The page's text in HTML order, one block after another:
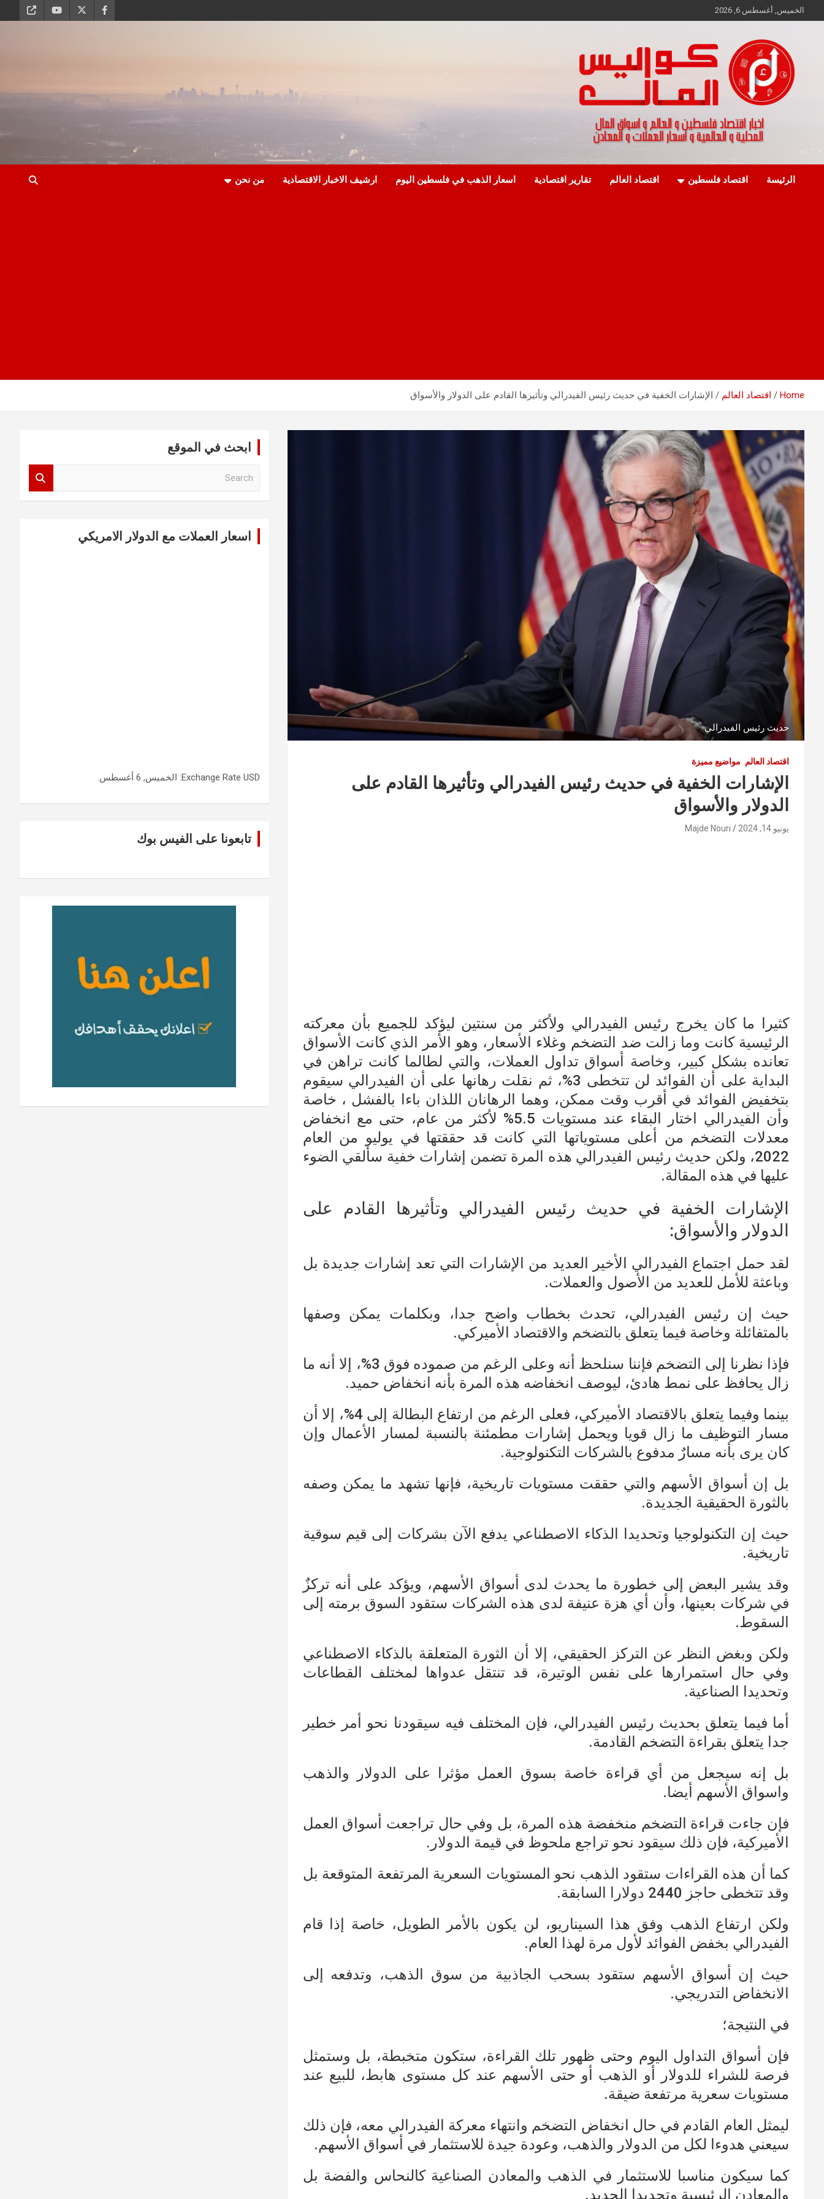
to
الخميس, أغسطس 6, 2026
كواليس المال
الرئيسة اقتصاد فلسطين اقتصاد العالم تقارير اقتصادية اسعار الذهب في فلسطين اليوم ارشيف الاخبار الاقتصادية من نحن
Home اقتصاد العالم الإشارات الخفية في حديث رئيس الفيدرالي وتأثيرها القادم على الدولار والأسواق
حديث رئيس الفيدرالي
اقتصاد العالم مواضيع مميزة
الإشارات الخفية في حديث رئيس الفيدرالي وتأثيرها القادم على
الدولار والأسواق
يونيو 14, 2024 Majde Nouri
كثيرا ما كان يخرج رئيس الفيدرالي ولأكثر من سنتين ليؤكد للجميع بأن معركته
الرئيسية كانت وما زالت ضد التضخم وغلاء الأسعار، وهو الأمر الذي كانت الأسواق
تعانده بشكل كبير، وخاصة أسواق تداول العملات، والتي لطالما كانت تراهن في
البداية على أن الفوائد لن تتخطى 3%، ثم نقلت رهانها على أن الفيدرالي سيقوم
بتخفيض الفوائد في أقرب وقت ممكن، وهما الرهانان اللذان باءا بالفشل ، خاصة
وأن الفيدرالي اختار البقاء عند مستويات 5.5% لأكثر من عام، حتى مع انخفاض
معدلات التضخم من أعلى مستوياتها التي كانت قد حققتها في يوليو من العام
2022، ولكن حديث رئيس الفيدرالي هذه المرة تضمن إشارات خفية سألقي الضوء
عليها في هذه المقالة.
الإشارات الخفية في حديث رئيس الفيدرالي وتأثيرها القادم على
الدولار والأسواق:
لقد حمل اجتماع الفيدرالي الأخير العديد من الإشارات التي تعد إشارات جديدة بل
وباعثة للأمل للعديد من الأصول والعملات.
حيث إن رئيس الفيدرالي، تحدث بخطاب واضح جدا، وبكلمات يمكن وصفها
بالمتفائلة وخاصة فيما يتعلق بالتضخم والاقتصاد الأميركي.
فإذا نظرنا إلى التضخم فإننا سنلحظ أنه وعلى الرغم من صموده فوق 3%، إلا أنه ما
زال يحافظ على نمط هادئ، ليوصف انخفاضه هذه المرة بأنه انخفاض حميد.
بينما وفيما يتعلق بالاقتصاد الأميركي، فعلى الرغم من ارتفاع البطالة إلى 4%، إلا أن
مسار التوظيف ما زال قويا ويحمل إشارات مطمئنة بالنسبة لمسار الأعمال وإن
كان يرى بأنه مسارٌ مدفوع بالشركات التكنولوجية.
بل إن أسواق الأسهم والتي حققت مستويات تاريخية، فإنها تشهد ما يمكن وصفه
بالثورة الحقيقية الجديدة.
حيث إن التكنولوجيا وتحديدا الذكاء الاصطناعي يدفع الآن بشركات إلى قيم سوقية
تاريخية.
وقد يشير البعض إلى خطورة ما يحدث لدى أسواق الأسهم، ويؤكد على أنه تركزٌ
في شركات بعينها، وأن أي هزة عنيفة لدى هذه الشركات ستقود السوق برمته إلى
السقوط.
ولكن وبغض النظر عن التركز الحقيقي، إلا أن الثورة المتعلقة بالذكاء الاصطناعي
وفي حال استمرارها على نفس الوتيرة، قد تنتقل عدواها لمختلف القطاعات
وتحديدا الصناعية.
أما فيما يتعلق بحديث رئيس الفيدرالي، فإن المختلف فيه سيقودنا نحو أمر خطير
جدا يتعلق بقراءة التضخم القادمة.
بل إنه سيجعل من أي قراءة خاصة بسوق العمل مؤثرا على الدولار والذهب
واسواق الأسهم أيضا.
فإن جاءت قراءة التضخم منخفضة هذه المرة، بل وفي حال تراجعت أسواق العمل
الأميركية، فإن ذلك سيقود نحو تراجع ملحوظ في قيمة الدولار.
كما أن هذه القراءات ستقود الذهب نحو المستويات السعرية المرتفعة المتوقعة بل
وقد تتخطى حاجز 2440 دولارا السابقة.
ولكن ارتفاع الذهب وفق هذا السيناريو، لن يكون بالأمر الطويل، خاصة إذا قام
الفيدرالي بخفض الفوائد لأول مرة لهذا العام.
حيث إن أسواق الأسهم ستقود بسحب الجاذبية من سوق الذهب، وتدفعه إلى
الانخفاض التدريجي.
في النتيجة؛
فإن أسواق التداول اليوم وحتى ظهور تلك القراءة، ستكون متخبطة، بل وستمثل
فرصة للشراء للدولار أو الذهب أو حتى الأسهم عند كل مستوى هابط، للبيع عند
مستويات سعرية مرتفعة ضيقة.
ليمثل العام القادم في حال انخفاض التضخم وانتهاء معركة الفيدرالي معه، فإن ذلك
سيعني هدوءا لكل من الدولار والذهب، وعودة جيدة للاستثمار في أسواق الأسهم.
كما سيكون مناسبا للاستثمار في الذهب والمعادن الصناعية كالنحاس والفضة بل
والمعادن الرئيسية وتحديدا الحديد.
ابحث في الموقع
اسعار العملات مع الدولار الامريكي
Exchange Rate USD : الخميس, 6 أغسطس.
تابعونا على الفيس بوك